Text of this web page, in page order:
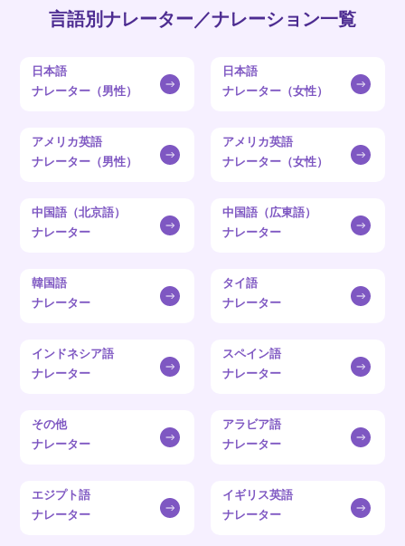
言語別ナレーター／ナレーション一覧
日本語
ナレーター（男性）
日本語
ナレーター（女性）
アメリカ英語
ナレーター（男性）
アメリカ英語
ナレーター（女性）
中国語（北京語）
ナレーター
中国語（広東語）
ナレーター
韓国語
ナレーター
タイ語
ナレーター
インドネシア語
ナレーター
スペイン語
ナレーター
その他
ナレーター
アラビア語
ナレーター
エジプト語
ナレーター
イギリス英語
ナレーター